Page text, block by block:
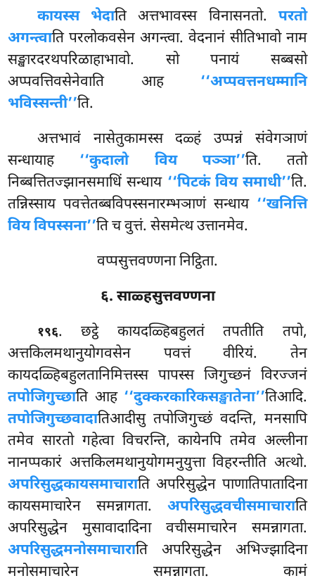
कायस्स भेदाति अत्तभावस्स विनासनतो. परतो
अगन्त्वाति परलोकवसेन अगन्त्वा. वेदनानं सीतिभावो नाम
सङ्खारदरथपरिळाहाभावो. सो पनायं सब्बसो
अप्पवत्तिवसेनेवाति आह ‘‘अप्पवत्तनधम्मानि
भविस्सन्ती’’ति.
अत्तभावं नासेतुकामस्स दळ्हं उप्पन्नं संवेगञाणं
सन्धायाह ‘‘कुदालो विय पञ्ञा’’ति. ततो
निब्बत्तितज्झानसमाधिं सन्धाय ‘‘पिटकं विय समाधी’’ति.
तन्निस्साय पवत्तेतब्बविपस्सनारम्भञाणं सन्धाय ‘‘खनित्ति
विय विपस्सना’’ति च वुत्तं. सेसमेत्थ उत्तानमेव.
वप्पसुत्तवण्णना निट्ठिता.
६. साळ्हसुत्तवण्णना
१९६. छट्ठे कायदळ्हिबहुलतं तपतीति तपो,
अत्तकिलमथानुयोगवसेन पवत्तं वीरियं. तेन
कायदळ्हिबहुलतानिमित्तस्स पापस्स जिगुच्छनं विरज्जनं
तपोजिगुच्छाति आह ‘‘दुक्करकारिकसङ्खातेना’’तिआदि.
तपोजिगुच्छवादातिआदीसु तपोजिगुच्छं वदन्ति, मनसापि
तमेव सारतो गहेत्वा विचरन्ति, कायेनपि तमेव अल्लीना
नानप्पकारं अत्तकिलमथानुयोगमनुयुत्ता विहरन्तीति अत्थो.
अपरिसुद्धकायसमाचाराति अपरिसुद्धेन पाणातिपातादिना
कायसमाचारेन समन्नागता. अपरिसुद्धवचीसमाचाराति
अपरिसुद्धेन मुसावादादिना वचीसमाचारेन समन्नागता.
अपरिसुद्धमनोसमाचाराति अपरिसुद्धेन अभिज्झादिना
मनोसमाचारेन समन्नागता. कामं